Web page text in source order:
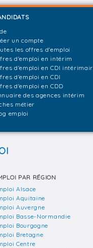
un compte
les offres d'emploi
d'emploi en intérim
d'emploi en CDI
d'emploi en CDI
d'emploi en CDD
des agences intérim
métier
emploi
PAR RÉGION
Alsace
Aquitaine
Auvergne
Basse-Normandie
Bourgogne
Bretagne
Centre